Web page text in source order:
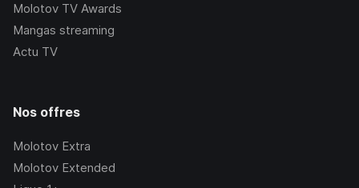
Molotov TV Awards
Mangas streaming
Actu TV
Nos offres
Molotov Extra
Molotov Extended